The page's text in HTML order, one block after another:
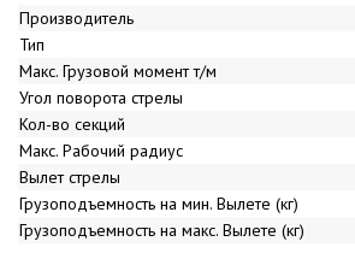
Производитель
Тип
Макс. Грузовой момент т/м
Угол поворота стрелы
Кол-во секций
Макс. Рабочий радиус
Вылет стрелы
Грузоподъемность на мин. Вылете (кг)
Грузоподъемность на макс. Вылете (кг)